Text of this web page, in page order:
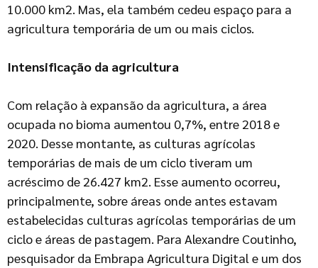
10.000 km2. Mas, ela também cedeu espaço para a
agricultura temporária de um ou mais ciclos.
Intensificação da agricultura
Com relação à expansão da agricultura, a área
ocupada no bioma aumentou 0,7%, entre 2018 e
2020. Desse montante, as culturas agrícolas
temporárias de mais de um ciclo tiveram um
acréscimo de 26.427 km2. Esse aumento ocorreu,
principalmente, sobre áreas onde antes estavam
estabelecidas culturas agrícolas temporárias de um
ciclo e áreas de pastagem. Para Alexandre Coutinho,
pesquisador da Embrapa Agricultura Digital e um dos